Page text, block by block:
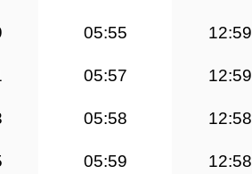
05:55 12:59
05:57 12:59
05:58 12:58
05:59 12:58